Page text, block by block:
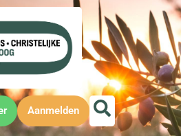
Aanmelden